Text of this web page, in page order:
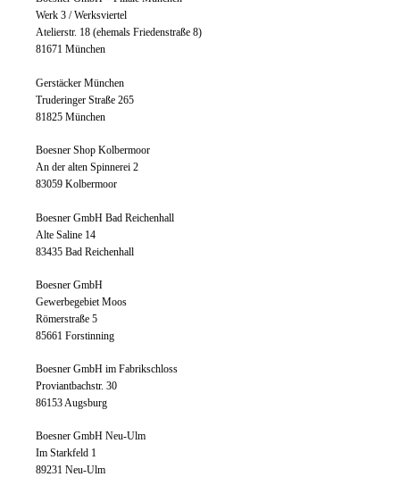
Werk 3 / Werksviertel
Atelierstr. 18 (ehemals Friedenstraße 8)
81671 München
Gerstäcker München
Truderinger Straße 265
81825 München
Boesner Shop Kolbermoor
An der alten Spinnerei 2
83059 Kolbermoor
Boesner GmbH Bad Reichenhall
Alte Saline 14
83435 Bad Reichenhall
Boesner GmbH
Gewerbegebiet Moos
Römerstraße 5
85661 Forstinning
Boesner GmbH im Fabrikschloss
Proviantbachstr. 30
86153 Augsburg
Boesner GmbH Neu-Ulm
Im Starkfeld 1
89231 Neu-Ulm